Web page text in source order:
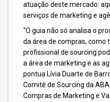
atuação deste mercado:
serviços de marketing e
“O guia não só analisa o
da área de compras, como
profissional de sourcing
a área de marketing e as
pontua Lívia Duarte de
Comitê de Sourcing da
Compras de Marketing e